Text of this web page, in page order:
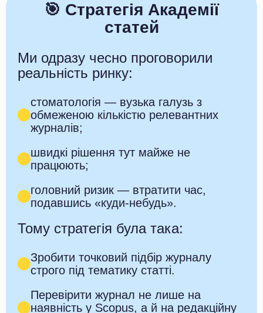
🎯 Стратегія Академії
статей
Ми одразу чесно проговорили
реальність ринку:
стоматологія — вузька галузь з
обмеженою кількістю релевантних
журналів;
швидкі рішення тут майже не
працюють;
головний ризик — втратити час,
подавшись «куди-небудь».
Тому стратегія була така:
Зробити точковий підбір журналу
строго під тематику статті.
Перевірити журнал не лише на
наявність у Scopus, а й на редакційну